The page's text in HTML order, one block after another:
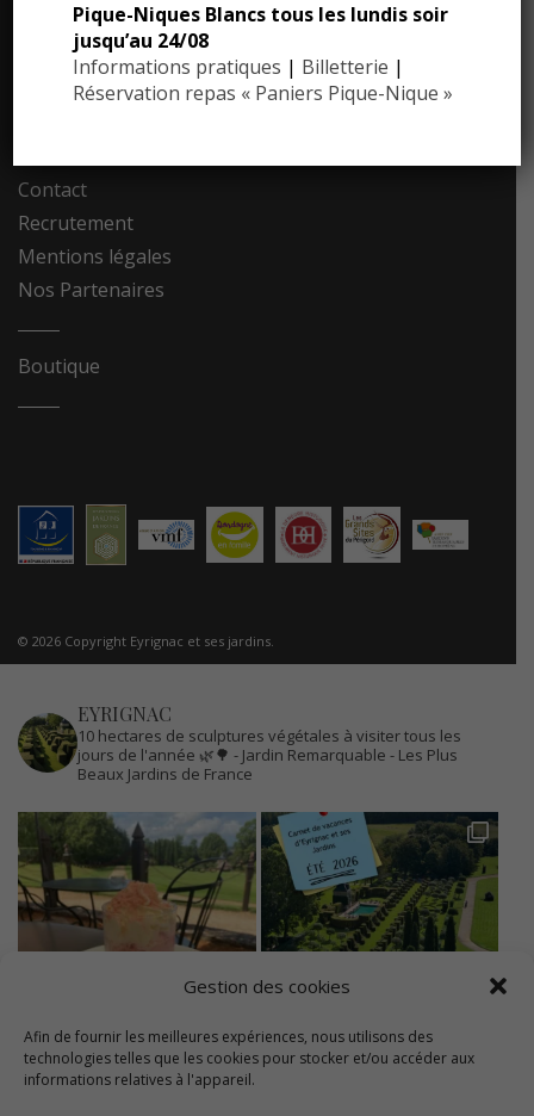
Gestion des cookies
Afin de fournir les meilleures expériences, nous utilisons des
technologies telles que les cookies pour stocker et/ou accéder aux
informations relatives à l'appareil.
Dossier de presse
Communiqués de presse
Contact
Recrutement
Mentions légales
Nos Partenaires
Boutique
© 2026 Copyright Eyrignac et ses jardins.
EYRIGNAC
10 hectares de sculptures végétales à visiter tous les
jours de l'année 🌿🌳 - Jardin Remarquable - Les Plus
Beaux Jardins de France
Pique-Niques Blancs tous les lundis soir
jusqu’au 24/08
Informations pratiques | Billetterie |
Réservation repas « Paniers Pique-Nique »